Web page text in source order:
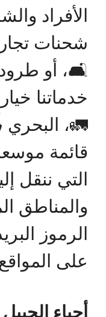
الأفراد
شحنات
🛋️، أو
خدماتنا
🚛،
قائمة
التي ننقل
والمناطق
الرموز
على
أحياء